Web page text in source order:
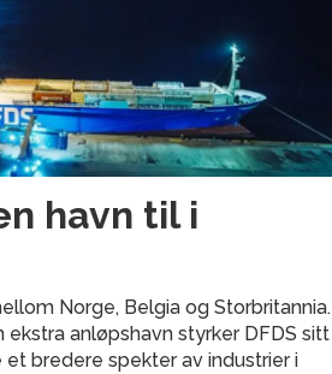
havn til i
Norge, Belgia og Storbritannia.
anløpshavn styrker DFDS sitt
bredere spekter av industrier i